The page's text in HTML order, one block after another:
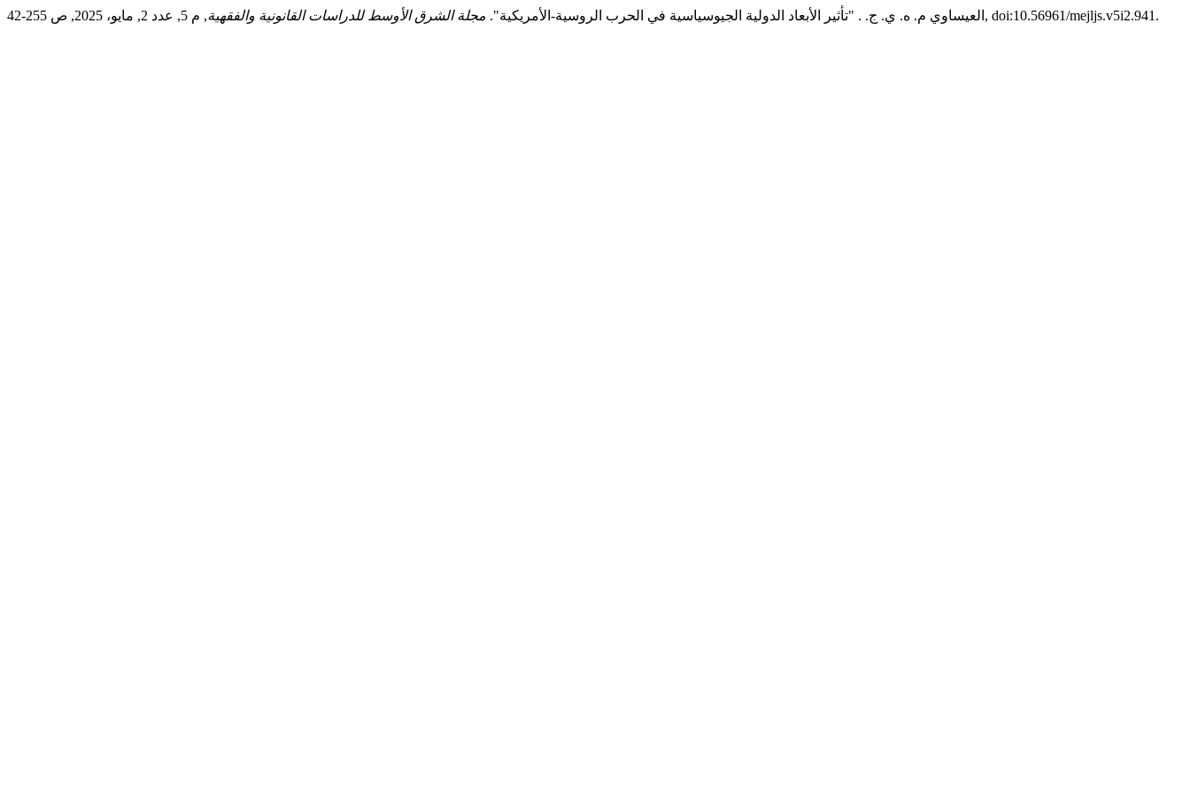
العيساوي م. ه. ي. ج. . "تأثير الأبعاد الدولية الجيوسياسية في الحرب الروسية-الأمريكية". مجلة الشرق الأوسط للدراسات القانونية والفقهية , م 5, عدد 2, مايو، 2025, ص 255-42, doi:10.56961/mejljs.v5i2.941.